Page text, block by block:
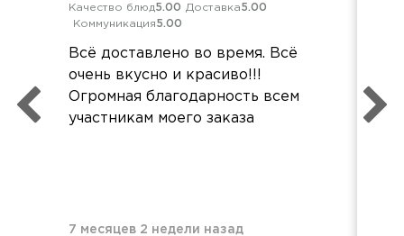
Качество блюд5.00 Доставка5.00
Коммуникация5.00
Всё доставлено во время. Всё
очень вкусно и красиво!!!
Огромная благодарность всем
участникам моего заказа
7 месяцев 2 недели назад